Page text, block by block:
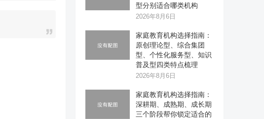
型分别适合哪类机构
2026年8月6日
家庭教育机构选择指南：
原创理论型、综合集团
型、个性化服务型、知识
普及型四类特点梳理
2026年8月6日
家庭教育机构选择指南：
深耕期、成熟期、成长期
三个阶段帮你锁定适合的